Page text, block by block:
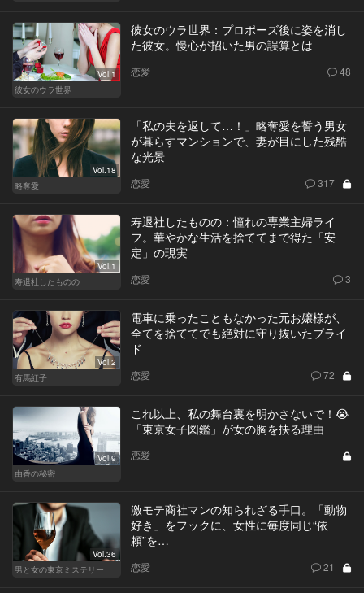
Vol.1
彼女のウラ世界
彼女のウラ世界：プロポーズ後に姿を消し
た彼女。慢心が招いた男の誤算とは
恋愛 48
Vol.18
略奪愛
「私の夫を返して…！」略奪愛を誓う男女
が暮らすマンションで、妻が目にした残酷
な光景
恋愛 317
Vol.1
寿退社したものの
寿退社したものの：憧れの専業主婦ライ
フ。華やかな生活を捨ててまで得た「安
定」の現実
恋愛 3
Vol.2
有馬紅子
電車に乗ったこともなかった元お嬢様が、
全てを捨ててでも絶対に守り抜いたプライ
ド
恋愛 72
Vol.9
由香の秘密
これ以上、私の舞台裏を明かさないで！😭
「東京女子図鑑」が女の胸を抉る理由
恋愛
Vol.36
男と女の東京ミステリー
激モテ商社マンの知られざる手口。「動物
好き」をフックに、女性に毎度同じ“依
頼”を…
恋愛 21